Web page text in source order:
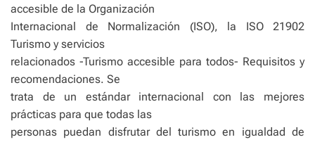
accesible de la Organización
Internacional de Normalización (ISO), la ISO 21902
Turismo y servicios
relacionados -Turismo accesible para todos- Requisitos y
recomendaciones. Se
trata de un estándar internacional con las mejores
prácticas para que todas las
personas puedan disfrutar del turismo en igualdad de